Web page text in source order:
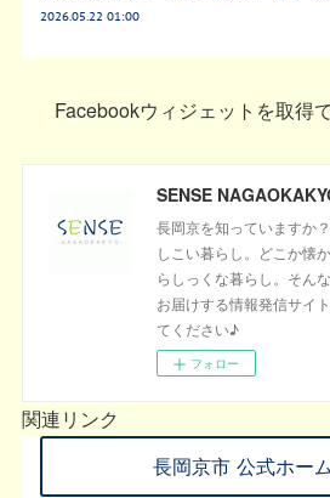
2026.05.22 01:00
Facebookウィジェットを取得
長岡京を知っていますか
しこい暮らし。どこか懐
らしっくな暮らし。そん
お届けする情報発信サイ
てください♪
フォロー
関連リンク
長岡京市 公式ホー